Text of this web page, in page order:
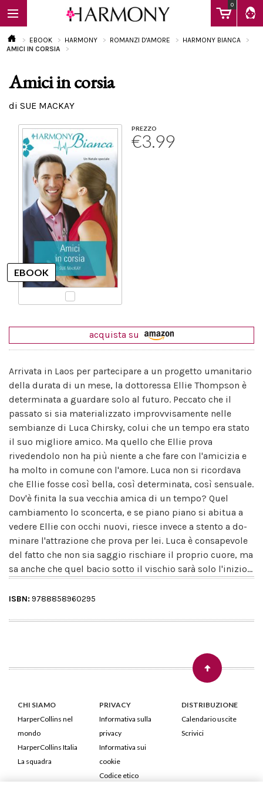
0
EBOOK
Calendario
EBOOK HARMONY ROMANZI D'AMORE
HARMONY BIANCA
AMICI IN CORSIA
Amici in corsia
di SUE MACKAY
PREZZO
€3.99
acquista su
Arrivata in Laos per partecipare a un progetto umanitario
della durata di un mese, la dottoressa Ellie Thompson è
determinata a guardare solo al futuro. Peccato che il
passato si sia materializzato improvvisamente nelle
sembianze di Luca Chirsky, colui che un tempo era stato
il suo migliore amico. Ma quello che Ellie prova
rivedendolo non ha più niente a che fare con l'amicizia e
ha molto in comune con l'amore. Luca non si ricordava
che Ellie fosse così bella, così determinata, così sensuale.
Dov'è finita la sua vecchia amica di un tempo? Quel
cambiamento lo sconcerta, e se piano piano si abitua a
vedere Ellie con occhi nuovi, riesce invece a stento a do-
minare l'attrazione che prova per lei. Luca è consapevole
del fatto che non sia saggio rischiare il proprio cuore, ma
sa anche che quel bacio sotto il vischio sarà solo l'inizio...
ISBN: 9788858960295
CHI SIAMO
HarperCollins nel
mondo
HarperCollins Italia
La squadra
PRIVACY
Informativa sulla
privacy
Informativa sui
cookie
Codice etico
DISTRIBUZIONE
Calendario uscite
Scrivici